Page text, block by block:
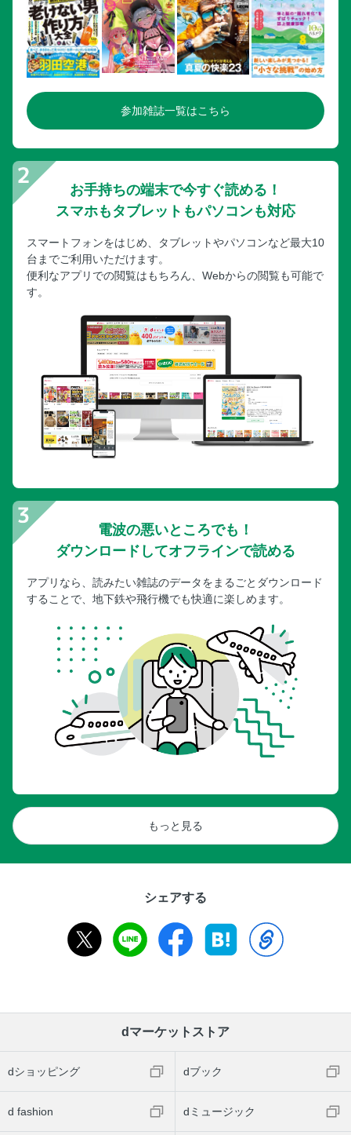
参加雑誌一覧はこちら
お手持ちの端末で今すぐ読める！
スマホもタブレットもパソコンも対応
スマートフォンをはじめ、タブレットやパソコンなど最大10
台までご利用いただけます。
便利なアプリでの閲覧はもちろん、Webからの閲覧も可能で
す。
電波の悪いところでも！
ダウンロードしてオフラインで読める
アプリなら、読みたい雑誌のデータをまるごとダウンロード
することで、地下鉄や飛行機でも快適に楽しめます。
もっと見る
シェアする
dマーケットストア
dショッピング dブック
d fashion dミュージック